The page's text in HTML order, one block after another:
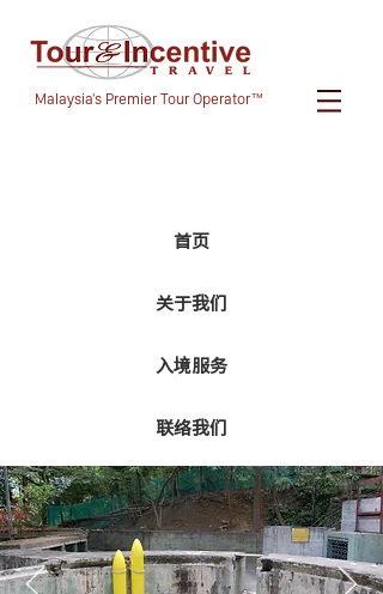
Malaysia's Premier Tour Operator™
首页
关于我们
入境服务
联络我们